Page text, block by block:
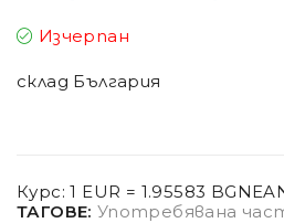
Изчерпан
склад България
Курс: 1 EUR = 1.95583 BGN
ТАГОВЕ: Употребявана